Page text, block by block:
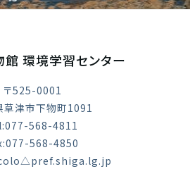
環境学習センター
〒525-0001
草津市下物町1091
568-4811
568-4850